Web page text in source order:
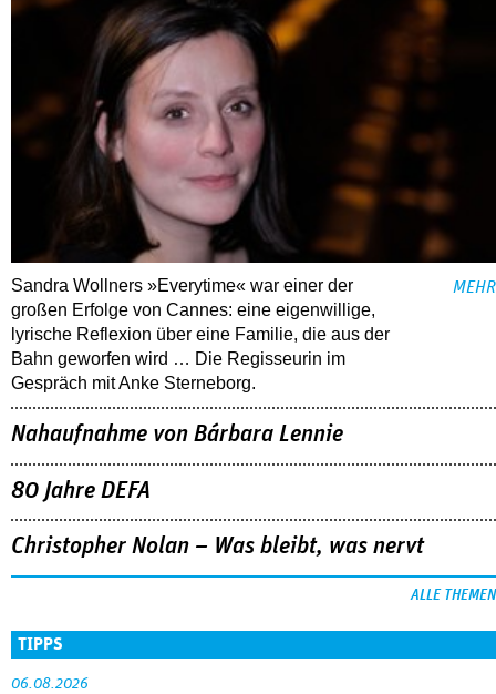
Sandra Wollners »Everytime« war einer der
großen Erfolge von Cannes: eine eigenwillige,
lyrische Reflexion über eine ­Familie, die aus der
Bahn geworfen wird … Die Regisseurin im
Gespräch mit Anke Sterneborg.
MEHR
Nahaufnahme von Bárbara Lennie
80 Jahre DEFA
Christopher Nolan – Was bleibt, was nervt
ALLE THEMEN
TIPPS
06.08.2026